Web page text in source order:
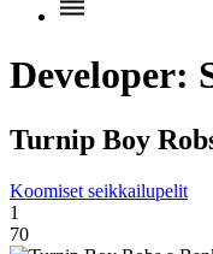
Developer:
Turnip Boy
Koomiset seikkailupelit
1
70